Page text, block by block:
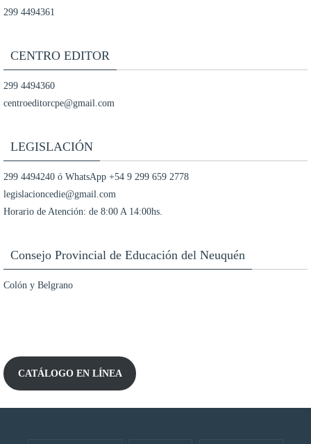
299 4494361
CENTRO EDITOR
299 4494360
centroeditorcpe@gmail.com
LEGISLACIÓN
299 4494240 ó WhatsApp +54 9 299 659 2778
legislacioncedie@gmail.com
Horario de Atención: de 8:00 A 14:00hs.
Consejo Provincial de Educación del Neuquén
Colón y Belgrano
CATÁLOGO EN LÍNEA